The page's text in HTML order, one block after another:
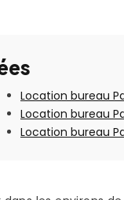
Location bureau
Location bureau
Location bureau